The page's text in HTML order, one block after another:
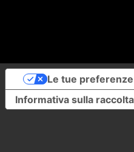
Informativa sulla raccolta
Le tue